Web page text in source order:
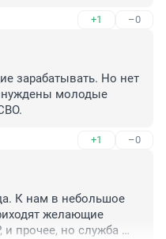
уровень соблюдения
инфекция (Гепатит А)
и большинство
всего с
среди подростков и
мужчинами, и лица,
эндемичностью по
среди
таких как закрытые
+1 –0
зарабатывать. Но нет
молодые
+1 –0
К нам в небольшое
желающие
и прочее, но служба